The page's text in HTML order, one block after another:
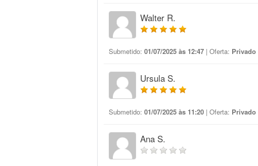
Walter R.
Submetido: 01/07/2025 às 12:47 | Oferta: Privado
Ursula S.
Submetido: 01/07/2025 às 11:20 | Oferta: Privado
Ana S.